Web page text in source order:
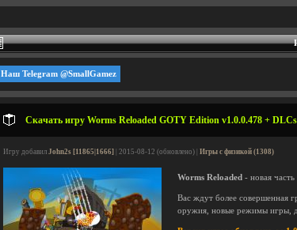
Наш Telegram @SmallGamez
Скачать игру Worms Reloaded GOTY Edition v1.0.0.478 +
Игру добавил John2s [11865|1666] | 2015-08-12 (обновлено) | Игры с физикой (1308)
Worms Reloaded - новая
Вас ждут более совершенная
оружия, новые режимы игры,